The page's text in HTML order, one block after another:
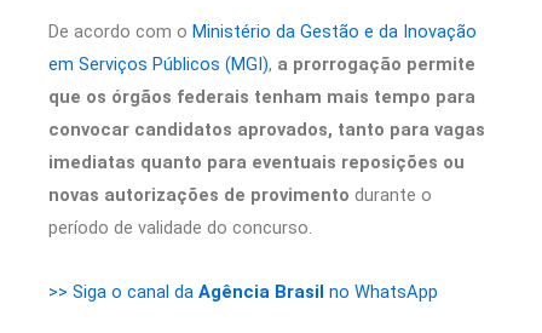
De acordo com o Ministério da Gestão e da Inovação
em Serviços Públicos (MGI), a prorrogação permite
que os órgãos federais tenham mais tempo para
convocar candidatos aprovados, tanto para vagas
imediatas quanto para eventuais reposições ou
novas autorizações de provimento durante o
período de validade do concurso.
>> Siga o canal da Agência Brasil no WhatsApp